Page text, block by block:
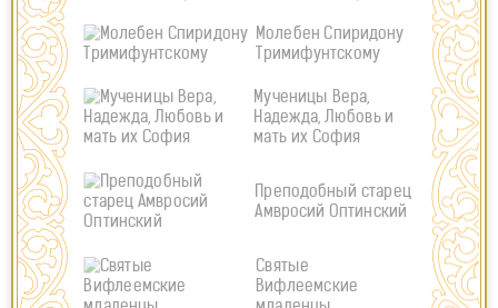
Молебен Спиридону
Тримифунтскому
Мученицы Вера,
Надежда, Любовь и
мать их София
Преподобный старец
Амвросий Оптинский
Святые
Вифлеемские